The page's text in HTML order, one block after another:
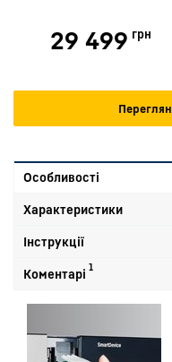
29 499 грн
Особливості
Характеристики
Інструкції
Коментарі 1